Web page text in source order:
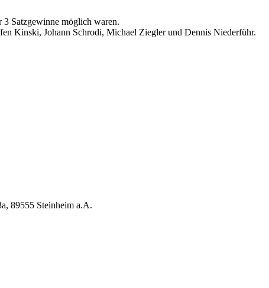
3 Satzgewinne möglich waren.
Kinski, Johann Schrodi, Michael Ziegler und Dennis Niederführ.
89555 Steinheim a.A.